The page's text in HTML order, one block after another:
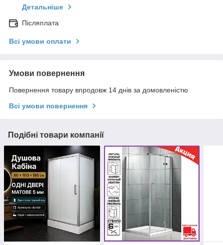
Детальніше
Післяплата
Всі умови оплати
Умови повернення
Повернення товару впродовж 14 днів за домовленістю
Всі умови повернення
Подібні товари компанії